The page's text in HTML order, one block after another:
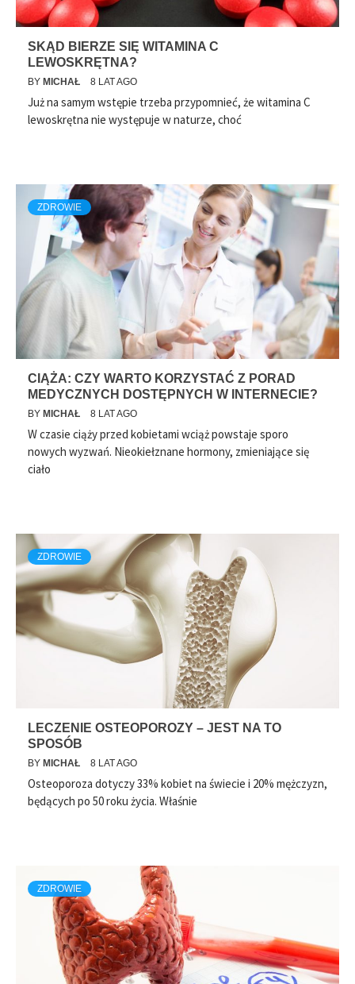
SKĄD BIERZE SIĘ WITAMINA C
LEWOSKRĘTNA?
BY MICHAŁ 8 LAT AGO
Już na samym wstępie trzeba przypomnieć, że witamina C
lewoskrętna nie występuje w naturze, choć
ZDROWIE
CIĄŻA: CZY WARTO KORZYSTAĆ Z PORAD
MEDYCZNYCH DOSTĘPNYCH W INTERNECIE?
BY MICHAŁ 8 LAT AGO
W czasie ciąży przed kobietami wciąż powstaje sporo
nowych wyzwań. Nieokiełznane hormony, zmieniające się
ciało
ZDROWIE
LECZENIE OSTEOPOROZY – JEST NA TO
SPOSÓB
BY MICHAŁ 8 LAT AGO
Osteoporoza dotyczy 33% kobiet na świecie i 20% mężczyzn,
będących po 50 roku życia. Właśnie
ZDROWIE